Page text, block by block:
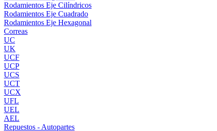
Rodamientos Eje Cilíndricos
Rodamientos Eje Cuadrado
Rodamientos Eje Hexagonal
Correas
UC
UK
UCF
UCP
UCS
UCT
UCX
UFL
UEL
AEL
Repuestos - Autopartes